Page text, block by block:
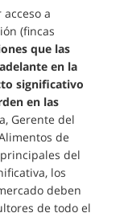
a
(fincas
que las
en la
significativo
en las
Gerente del
de
del
los
deben
de todo el